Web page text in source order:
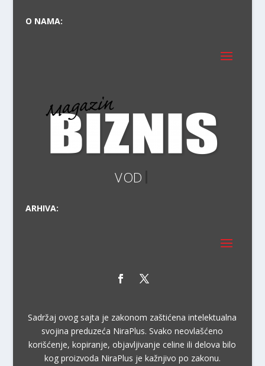
O NAMA:
ARHIVA:
Sadržaj ovog sajta je zakonom zaštićena intelektualna
svojina preduzeća NiraPlus. Svako neovlašćeno
korišćenje, kopiranje, objavljivanje celine ili delova bilo
kog proizvoda NiraPlus je kažnjivo po zakonu.